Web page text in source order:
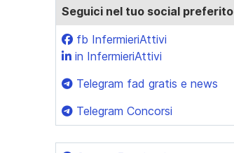
Seguici nel tuo social preferito
fb InfermieriAttivi
in InfermieriAttivi
Telegram fad gratis e news
Telegram Concorsi